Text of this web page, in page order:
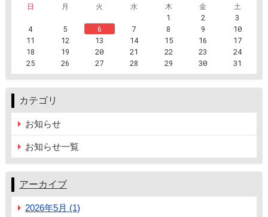
日
月 火 水 木 金
土
1
2
3
4
5 6 7 8 9
10
11
12 13 14 15 16
17
18
19 20 21 22 23
24
25
26 27 28 29 30 31
カテゴリ
お知らせ
お知らせ一覧
アーカイブ
2026年5月 (1)